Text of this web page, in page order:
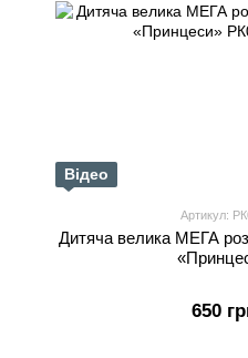
Відео
Артикул:
Дитяча велика МЕГА
650